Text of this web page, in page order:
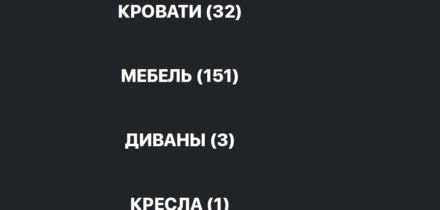
КРОВАТИ (32)
МЕБЕЛЬ (151)
ДИВАНЫ (3)
КРЕСЛА (1)